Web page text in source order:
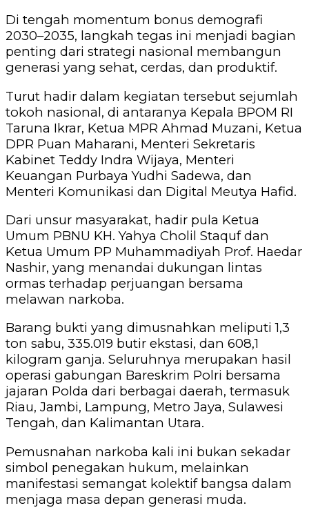
Di tengah momentum bonus demografi
2030–2035, langkah tegas ini menjadi bagian
penting dari strategi nasional membangun
generasi yang sehat, cerdas, dan produktif.
Turut hadir dalam kegiatan tersebut sejumlah
tokoh nasional, di antaranya Kepala BPOM RI
Taruna Ikrar, Ketua MPR Ahmad Muzani, Ketua
DPR Puan Maharani, Menteri Sekretaris
Kabinet Teddy Indra Wijaya, Menteri
Keuangan Purbaya Yudhi Sadewa, dan
Menteri Komunikasi dan Digital Meutya Hafid.
Dari unsur masyarakat, hadir pula Ketua
Umum PBNU KH. Yahya Cholil Staquf dan
Ketua Umum PP Muhammadiyah Prof. Haedar
Nashir, yang menandai dukungan lintas
ormas terhadap perjuangan bersama
melawan narkoba.
Barang bukti yang dimusnahkan meliputi 1,3
ton sabu, 335.019 butir ekstasi, dan 608,1
kilogram ganja. Seluruhnya merupakan hasil
operasi gabungan Bareskrim Polri bersama
jajaran Polda dari berbagai daerah, termasuk
Riau, Jambi, Lampung, Metro Jaya, Sulawesi
Tengah, dan Kalimantan Utara.
Pemusnahan narkoba kali ini bukan sekadar
simbol penegakan hukum, melainkan
manifestasi semangat kolektif bangsa dalam
menjaga masa depan generasi muda.